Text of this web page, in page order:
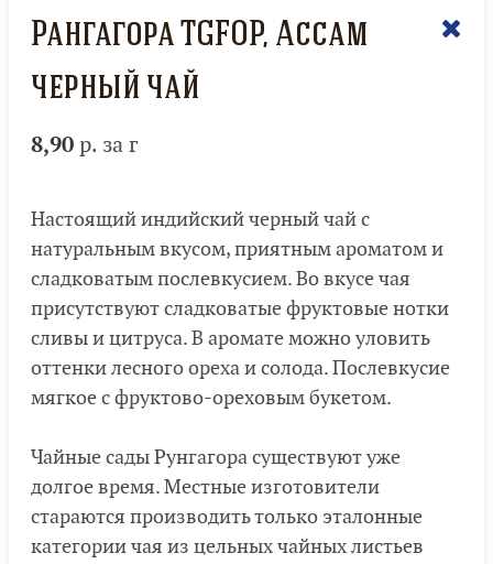
Рангагора TGFOP, Ассам
черный чай
8,90 р. за г
Настоящий индийский черный чай с
натуральным вкусом, приятным ароматом и
сладковатым послевкусием. Во вкусе чая
присутствуют сладковатые фруктовые нотки
сливы и цитруса. В аромате можно уловить
оттенки лесного ореха и солода. Послевкусие
мягкое с фруктово-ореховым букетом.
Чайные сады Рунгагора существуют уже
долгое время. Местные изготовители
стараются производить только эталонные
категории чая из цельных чайных листьев